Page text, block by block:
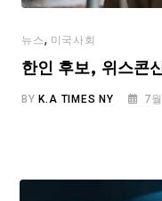
뉴스, 미국사회
한인 후보, 위스콘
BY K.A TIMES NY 7